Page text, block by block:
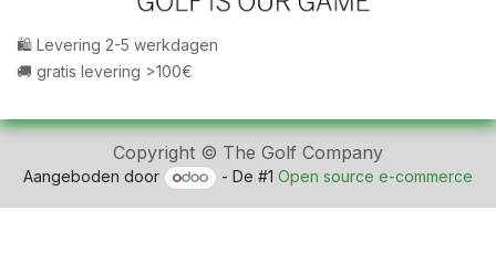
🛍 Levering 2-5 werkdagen
🚚 gratis levering >100€
Copyright © The Golf Company
Aangeboden door - De #1Open source e-commerce